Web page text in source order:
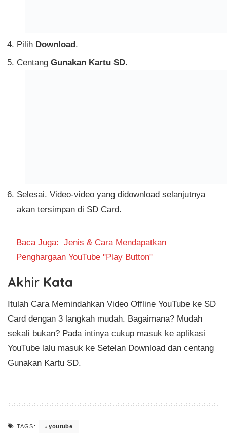
Pilih Download.
Centang Gunakan Kartu SD.
Selesai. Video-video yang didownload selanjutnya
akan tersimpan di SD Card.
Baca Juga: Jenis & Cara Mendapatkan
Penghargaan YouTube "Play Button"
Akhir Kata
Itulah Cara Memindahkan Video Offline YouTube ke SD
Card dengan 3 langkah mudah. Bagaimana? Mudah
sekali bukan? Pada intinya cukup masuk ke aplikasi
YouTube lalu masuk ke Setelan Download dan centang
Gunakan Kartu SD.
TAGS: youtube